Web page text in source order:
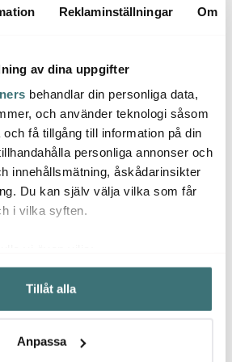
Reklaminställningar Om
av dina uppgifter
behandlar din personliga data,
och använder teknologi såsom
få tillgång till information på din
personliga annonser och
innehållsmätning, åskådarinsikter
Du kan själv välja vilka som får
i vilka syften.
om din geografiska plats som
på upp till flera meter
genom att aktivt skanna den för
dina personliga uppgifter
Tillåt alla
Anpassa
Iittala
Essence Glas 35 cl 4-
pack